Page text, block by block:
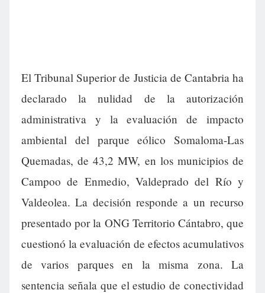
El Tribunal Superior de Justicia de Cantabria ha
declarado la nulidad de la autorización
administrativa y la evaluación de impacto
ambiental del parque eólico Somaloma-Las
Quemadas, de 43,2 MW, en los municipios de
Campoo de Enmedio, Valdeprado del Río y
Valdeolea. La decisión responde a un recurso
presentado por la ONG Territorio Cántabro, que
cuestionó la evaluación de efectos acumulativos
de varios parques en la misma zona. La
sentencia señala que el estudio de conectividad